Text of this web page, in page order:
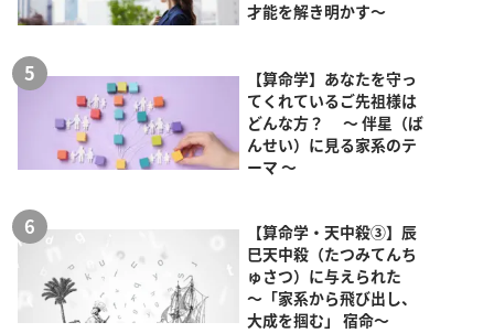
才能を解き明かす～
【算命学】あなたを守っ
てくれているご先祖様は
どんな方？ ～ 伴星（ば
んせい）に見る家系のテ
ーマ ～
【算命学・天中殺③】辰
巳天中殺（たつみてんち
ゅさつ）に与えられた
～「家系から飛び出し、
大成を掴む」 宿命～